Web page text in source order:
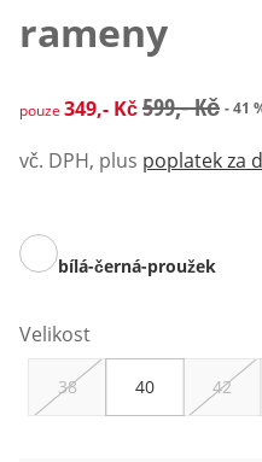
rameny
zlevněná cena: 349,- Kč,
pouze 349,- Kč599,- Kč - 41
vč. DPH, plus poplatek za
bílá-černá-proužek
Velikost
38 40 42